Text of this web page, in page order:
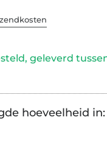
geleverd tussen
hoeveelheid in: